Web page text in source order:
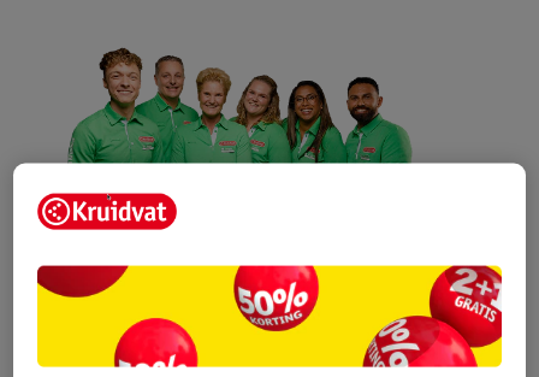
Kruidvat is een erkend specialist in
zelfzorg, ook online. Wat je